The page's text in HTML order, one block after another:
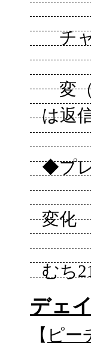
チャ
変（
は返
◆プ
変化
むち
デェ
【 ピー